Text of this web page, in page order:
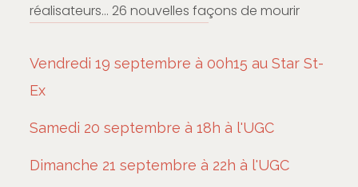
réalisateurs… 26 nouvelles façons de mourir
Vendredi 19 septembre à 00h15 au Star St-
Ex
Samedi 20 septembre à 18h à l'UGC
Dimanche 21 septembre à 22h à l'UGC